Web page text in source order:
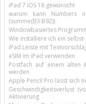
iPad 7 iOS 18 gewünscht
warum kann Numbers
(summe(B3:B92))
Windowbasiertes
Wie installiere ich ein
iPad Leiste mit
eSIM im iPad verwenden
Postfach auf einem alten
werden
Apple Pencil Pro lässt sich
Geschwindigkeitsverlust
Aktivierung